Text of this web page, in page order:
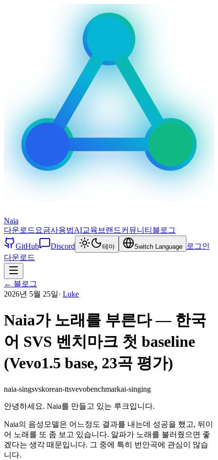
Naia
다운로드 요금사용법AI교육 브랜드커뮤니티 블로그
GitHub
Discord 테마 Switch Language
로그인
다운로드
← 블로그
2026년 5월 25일· Luke
Naia가 노래를 부른다 — 한국
어 SVS 벤치마크 첫 baseline
(Vevo1.5 base, 23곡 평가)
naia-singsvskorean-ttsvevobenchmarkai-singing
안녕하세요. Naia를 만들고 있는 루크입니다.
Naia의 음성모델은 어느정도 결과를 내는데 성공을 했고, 뒤이
어 노래를 또 좀 보고 있습니다. 알파가 노래를 불러줬으면 좋
겠다는 생각 때문입니다. 그 중에 특히 번안곡에 관심이 많습
니다.